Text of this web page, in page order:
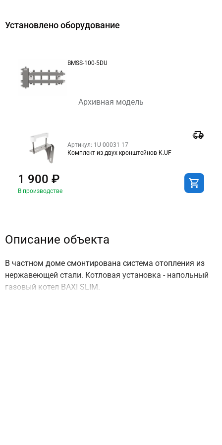
Установлено оборудование
BMSS-100-5DU
Архивная модель
Артикул: 1U 00031 17
Комплект из двух кронштейнов K.UF
1 900 ₽
В производстве
Описание объекта
В частном доме смонтирована система отопления из
нержавеющей стали. Котловая установка - напольный
газовый котел BAXI SLIM.